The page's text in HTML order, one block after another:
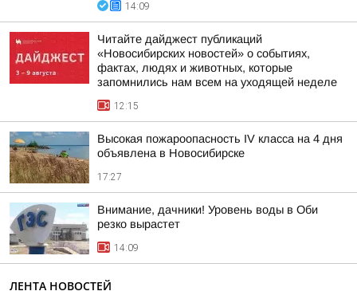
14:09
Читайте дайджест публикаций
«Новосибирских новостей» о событиях,
фактах, людях и животных, которые
запомнились нам всем на уходящей неделе
12:15
Высокая пожароопасность IV класса на 4 дня
объявлена в Новосибирске
17:27
Внимание, дачники! Уровень воды в Оби
резко вырастет
14:09
ЛЕНТА НОВОСТЕЙ